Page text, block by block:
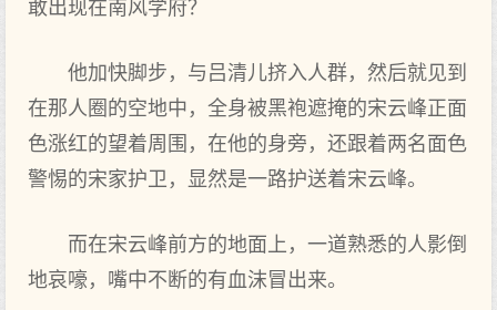
敢出现在南风学府？
他加快脚步，与吕清儿挤入人群，然后就见到
在那人圈的空地中，全身被黑袍遮掩的宋云峰正面
色涨红的望着周围，在他的身旁，还跟着两名面色
警惕的宋家护卫，显然是一路护送着宋云峰。
而在宋云峰前方的地面上，一道熟悉的人影倒
地哀嚎，嘴中不断的有血沫冒出来。